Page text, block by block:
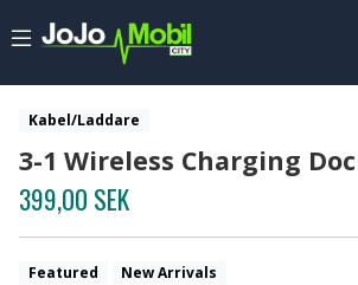
Kabel/Laddare
3-1 Wireless Charging
399,00 SEK
Featured New Arrivals